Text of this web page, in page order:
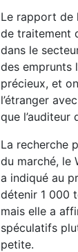
Le rapport de
de traitement
dans le
des emprunts
précieux, et
l’étranger
que l’auditeur
La recherche
du marché, le
a indiqué au
détenir 1 000
mais elle a
spéculatifs
petite.